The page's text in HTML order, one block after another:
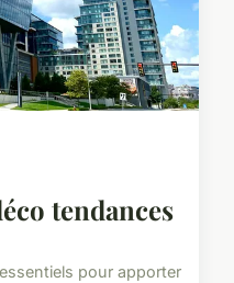
tendances
pour apporter